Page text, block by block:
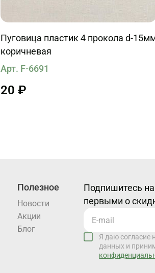
Пуговица пластик 4 прокола d-
коричневая
Арт. F-6691
20 ₽
Полезное
Новости
Акции
Блог
Подпишитесь
первыми о
Я даю согласие
данных и